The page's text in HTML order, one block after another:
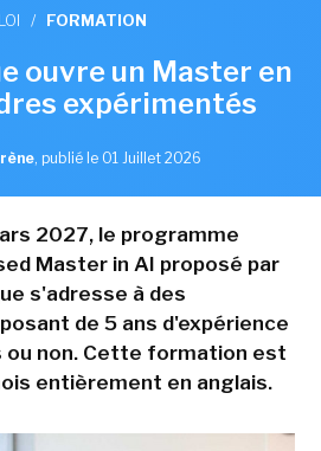
/ FORMATION
ouvre un Master en
expérimentés
, publié le 01 Juillet 2026
2027, le programme
Master in AI proposé par
s'adresse à des
de 5 ans d'expérience
ou non. Cette formation est
entièrement en anglais.